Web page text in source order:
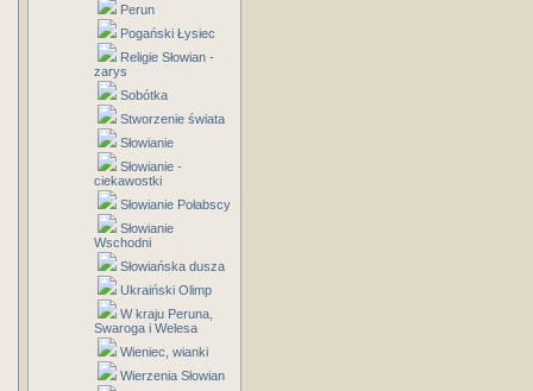
Perun
Pogański Łysiec
Religie Słowian -
zarys
Sobótka
Stworzenie świata
Słowianie
Słowianie -
ciekawostki
Słowianie Połabscy
Słowianie
Wschodni
Słowiańska dusza
Ukraiński Olimp
W kraju Peruna,
Swaroga i Welesa
Wieniec, wianki
Wierzenia Słowian